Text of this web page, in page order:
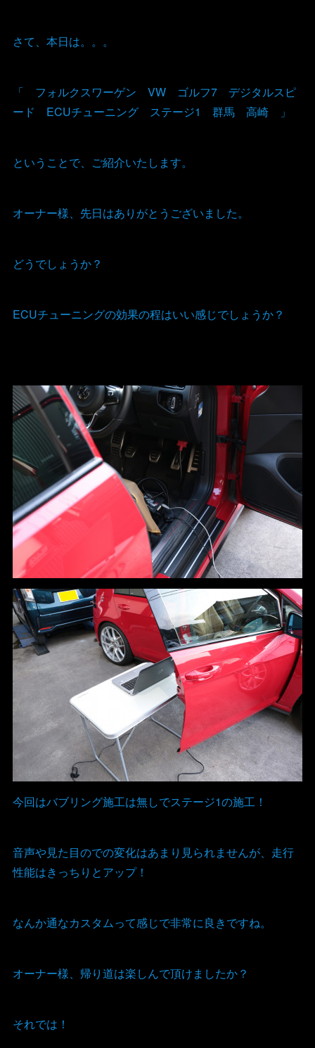
さて、本日は。。。
「 フォルクスワーゲン VW ゴルフ7 デジタルスピ
ード ECUチューニング ステージ1 群馬 高崎 」
ということで、ご紹介いたします。
オーナー様、先日はありがとうございました。
どうでしょうか？
ECUチューニングの効果の程はいい感じでしょうか？
今回はバブリング施工は無しでステージ1の施工！
音声や見た目のでの変化はあまり見られませんが、走行
性能はきっちりとアップ！
なんか通なカスタムって感じで非常に良きですね。
オーナー様、帰り道は楽しんで頂けましたか？
それでは！